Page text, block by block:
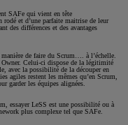
SAFe qui vient en tête
rodé et d’une parfaite maitrise de leur
des différences et des avantages
de faire du Scrum…. à l’échelle.
Celui-ci dispose de la légitimité
avec la possibilité de la découper en
agiles restent les mêmes qu’en Scrum,
garder les équipes alignées.
essayer LeSS est une possibilité ou à
plus complexe tel que SAFe.